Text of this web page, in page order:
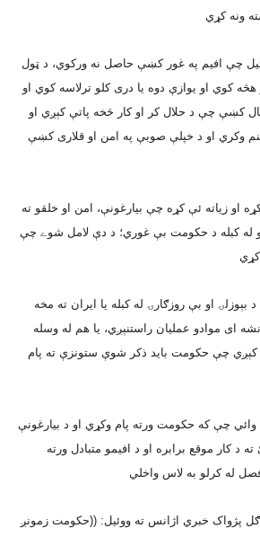
چې افيم په غور کښې حاصل نه ورکوي، د ټول
کوي او يوازې دوه يا درى کلو ترلاسه کوي او
کښې چې د حلال کر او کار څخه پاتې کېږي او
وکري او د خپلې صوبې په امن او قلارى کښې
او زياته ئې کړه چې بيارغونې، امن او خلقو ته
له کبله د حکومت بې غوري؛ د دې لامل شوے چې
بېوزلۍ او بې روزګارۍ له کبله يا ايران ته مخه
اى موادو عمليان راستنېږي، يا هم له وسله
کېږي چې حکومت بايد ذکر شوې ستونزې ته پام
چې که حکومت ورته پام وکړي او د بيارغونې
د کار موقع برابره او د افيمو متبادل ورته
پژواک خبري اژانس ته ووئيل: ((حکومت زمونږ